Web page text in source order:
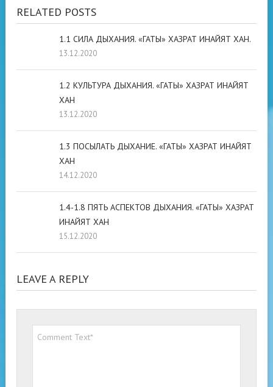
RELATED POSTS
1.1 СИЛА ДЫХАНИЯ. «ГАТЫ» ХАЗРАТ ИНАЙЯТ ХАН.
13.12.2020
1.2 КУЛЬТУРА ДЫХАНИЯ. «ГАТЫ» ХАЗРАТ ИНАЙЯТ
ХАН
13.12.2020
1.3 ПОСЫЛАТЬ ДЫХАНИЕ. «ГАТЫ» ХАЗРАТ ИНАЙЯТ
ХАН
14.12.2020
1.4-1.8 ПЯТЬ АСПЕКТОВ ДЫХАНИЯ. «ГАТЫ» ХАЗРАТ
ИНАЙЯТ ХАН
15.12.2020
LEAVE A REPLY